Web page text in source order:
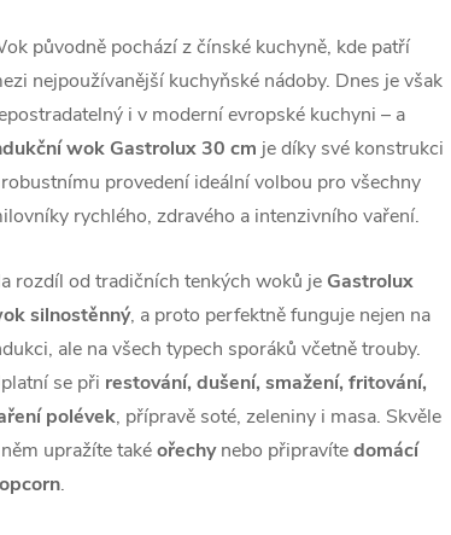
původně pochází z čínské kuchyně, kde patří
nejpoužívanější kuchyňské nádoby. Dnes je však
i v moderní evropské kuchyni – a
wok Gastrolux 30 cm je díky své konstrukci
provedení ideální volbou pro všechny
rychlého, zdravého a intenzivního vaření.
rozdíl od tradičních tenkých woků je Gastrolux
silnostěnný, a proto perfektně funguje nejen na
ale na všech typech sporáků včetně trouby.
se při restování, dušení, smažení, fritování,
polévek, přípravě soté, zeleniny i masa. Skvěle
upražíte takéořechynebo připravítedomácí
.